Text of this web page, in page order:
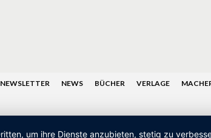
NEWSLETTER NEWS BÜCHER VERLAGE
um ihre Dienste anzubieten, stetig zu